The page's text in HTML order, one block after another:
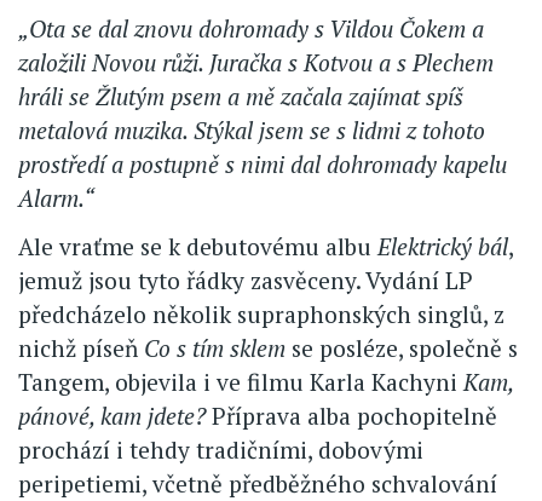
„Ota se dal znovu dohromady s Vildou Čokem a
založili Novou růži. Juračka s Kotvou a s Plechem
hráli se Žlutým psem a mě začala zajímat spíš
metalová muzika. Stýkal jsem se s lidmi z tohoto
prostředí a postupně s nimi dal dohromady kapelu
Alarm.“
Ale vraťme se k debutovému albuElektrický bál,
jemuž jsou tyto řádky zasvěceny. Vydání LP
předcházelo několik supraphonských singlů, z
nichž píseň Co s tím sklem se posléze, společně s
Tangem, objevila i ve filmu Karla KachyniKam,
pánové, kam jdete?Příprava alba pochopitelně
prochází i tehdy tradičními, dobovými
peripetiemi, včetně předběžného schvalování